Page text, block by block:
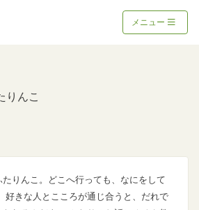
メニュー
りんこ
りんこ。どこへ行っても、なにをして
好きな人とこころが通じ合うと、だれで